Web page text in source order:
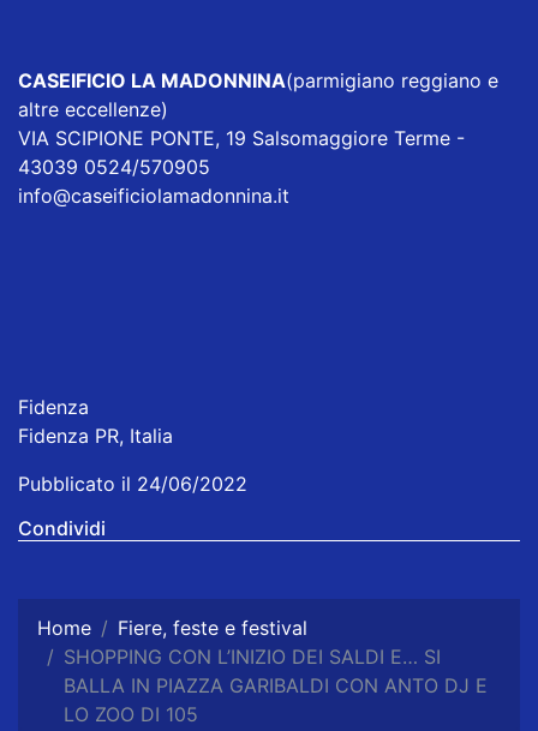
CASEIFICIO LA MADONNINA(parmigiano reggiano e
altre eccellenze)
VIA SCIPIONE PONTE, 19 Salsomaggiore Terme -
43039 0524/570905
info@caseificiolamadonnina.it
Fidenza
Fidenza PR, Italia
Pubblicato il 24/06/2022
Condividi
Home
Fiere, feste e festival
SHOPPING CON L’INIZIO DEI SALDI E… SI
BALLA IN PIAZZA GARIBALDI CON ANTO DJ E
LO ZOO DI 105